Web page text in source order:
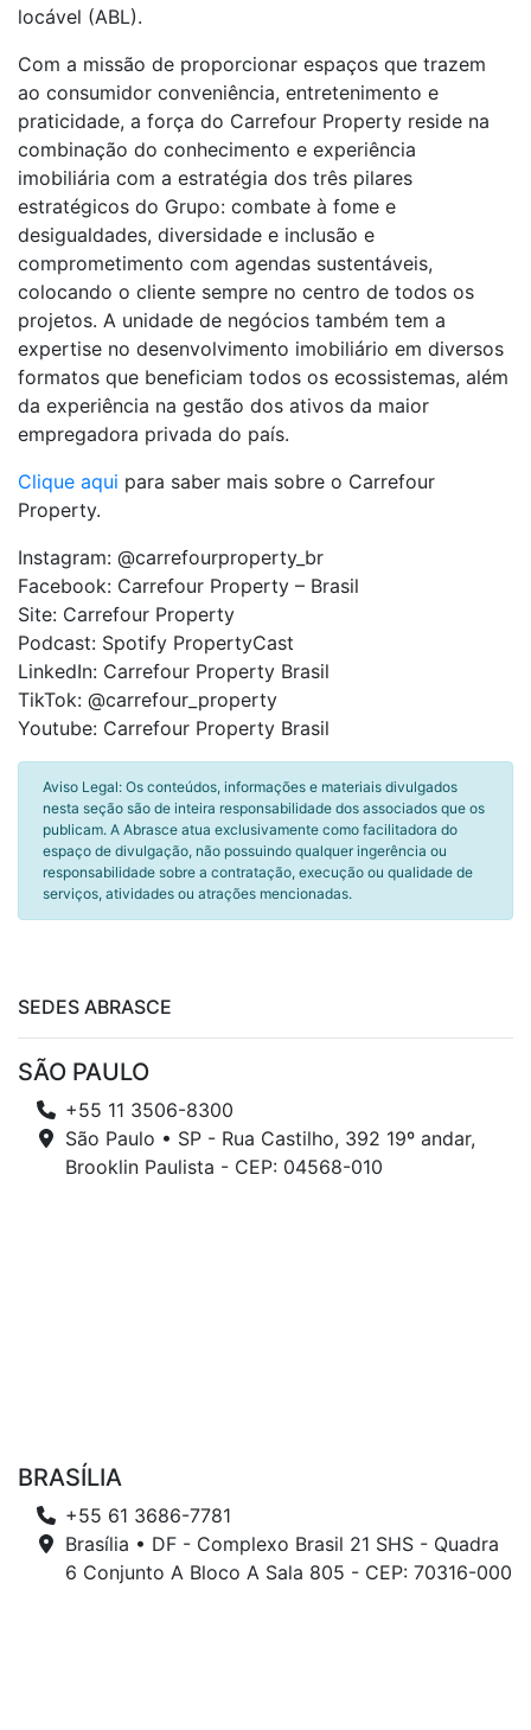
locável (ABL).
Com a missão de proporcionar espaços que trazem
ao consumidor conveniência, entretenimento e
praticidade, a força do Carrefour Property reside na
combinação do conhecimento e experiência
imobiliária com a estratégia dos três pilares
estratégicos do Grupo: combate à fome e
desigualdades, diversidade e inclusão e
comprometimento com agendas sustentáveis,
colocando o cliente sempre no centro de todos os
projetos. A unidade de negócios também tem a
expertise no desenvolvimento imobiliário em diversos
formatos que beneficiam todos os ecossistemas, além
da experiência na gestão dos ativos da maior
empregadora privada do país.
Clique aqui para saber mais sobre o Carrefour
Property.
Instagram: @carrefourproperty_br
Facebook: Carrefour Property – Brasil
Site: Carrefour Property
Podcast: Spotify PropertyCast
LinkedIn: Carrefour Property Brasil
TikTok: @carrefour_property
Youtube: Carrefour Property Brasil
Aviso Legal: Os conteúdos, informações e materiais divulgados
nesta seção são de inteira responsabilidade dos associados que os
publicam. A Abrasce atua exclusivamente como facilitadora do
espaço de divulgação, não possuindo qualquer ingerência ou
responsabilidade sobre a contratação, execução ou qualidade de
serviços, atividades ou atrações mencionadas.
SEDES ABRASCE
SÃO PAULO
+55 11 3506-8300
São Paulo • SP - Rua Castilho, 392 19º andar,
Brooklin Paulista - CEP: 04568-010
BRASÍLIA
+55 61 3686-7781
Brasília • DF - Complexo Brasil 21 SHS - Quadra
6 Conjunto A Bloco A Sala 805 - CEP: 70316-000